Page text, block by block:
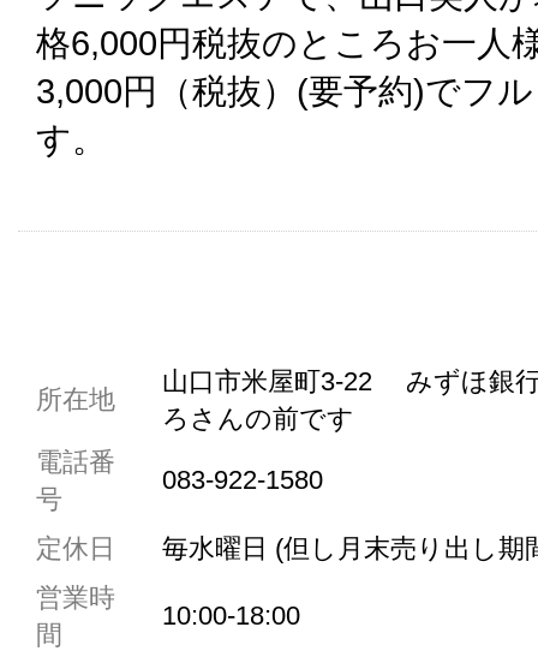
格6,000円税抜のところお一人
3,000円（税抜）(要予約)でフ
す。
共通駐車券加盟店
駐車場1台まで
共用トイレ
所在地
山口市米屋町3-22 みずほ銀
ろさんの前です
電話番
号
083-922-1580
定休日
毎水曜日 (但し月末売り出し期
営業時
間
10:00-18:00